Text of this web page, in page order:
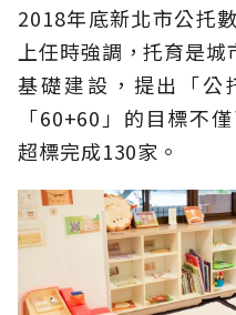
2018年底新北市公托
上任時強調，托育是
基礎建設，提出「公
「60+60」的目標不
超標完成130家。